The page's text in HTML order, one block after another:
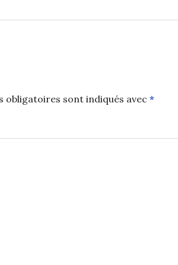
obligatoires sont indiqués avec *